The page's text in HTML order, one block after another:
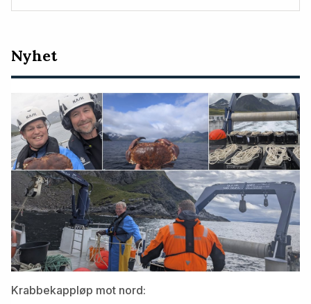
Nyeste
artikler
Nyhet
Krabbekappløp mot nord: